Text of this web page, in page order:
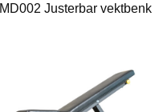
MD002 Justerbar vektbenk